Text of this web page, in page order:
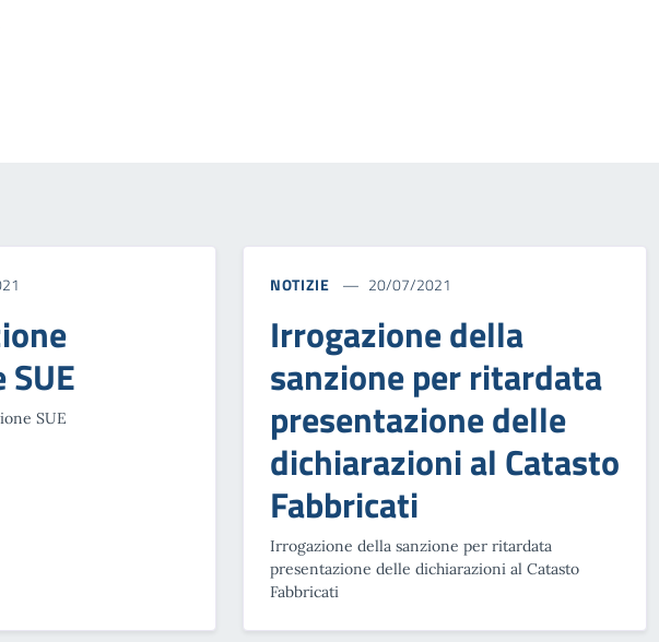
SUE
NOTIZIE 20/07/2021
Irrogazione della
sanzione per ritardata
presentazione delle
dichiarazioni al Catasto
Fabbricati
Irrogazione della sanzione per ritardata
presentazione delle dichiarazioni al Catasto
Fabbricati